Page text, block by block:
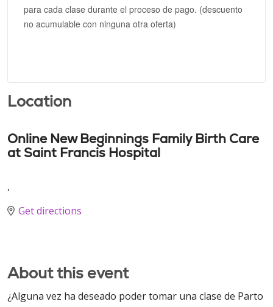
para cada clase durante el proceso de pago. (descuento
no acumulable con ninguna otra oferta)
Location
Online New Beginnings Family Birth Care
at Saint Francis Hospital
,
Get directions
About this event
¿Alguna vez ha deseado poder tomar una clase de Parto